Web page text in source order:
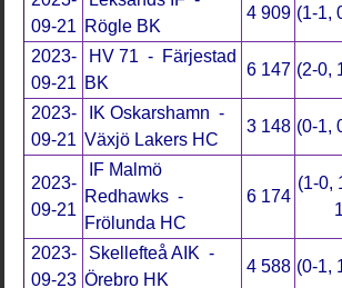
09-21 Rögle BK
4 909 (1-1,
2023-
09-21
HV 71 - Färjestad
BK
6 147 (2-0,
2023-
09-21
IK Oskarshamn -
Växjö Lakers HC
3 148 (0-1,
2023-
09-21
IF Malmö
Redhawks -
Frölunda HC
6 174
(1-0,
2023-
09-23
Skellefteå AIK -
Örebro HK
4 588 (0-1,